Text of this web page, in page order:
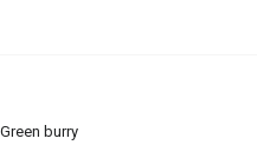
green burry